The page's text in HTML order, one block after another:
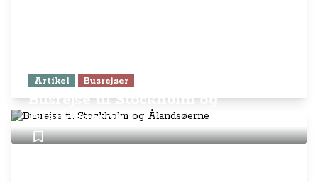
Artikel Busrejser
Busrejse til Stockholm og
Ålandsøerne